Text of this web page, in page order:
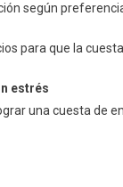
según
para que la
estrés
una cuesta de